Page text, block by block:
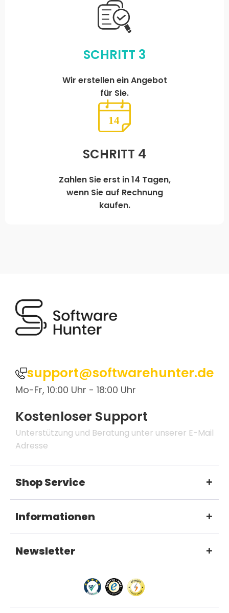
SCHRITT 3
Wir erstellen ein Angebot
für Sie.
SCHRITT 4
Zahlen Sie erst in 14 Tagen,
wenn Sie auf Rechnung
kaufen.
support@softwarehunter.de
Mo-Fr, 10:00 Uhr - 18:00 Uhr
Kostenloser Support
Unterstützung und Beratung unter unserer E-Mail
Adresse
Shop Service
Informationen
Newsletter